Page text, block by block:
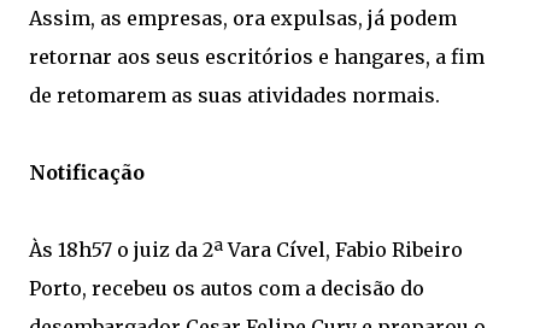
Assim, as empresas, ora expulsas, já podem
retornar aos seus escritórios e hangares, a fim
de retomarem as suas atividades normais.
Notificação
Às 18h57 o juiz da 2ª Vara Cível, Fabio Ribeiro
Porto, recebeu os autos com a decisão do